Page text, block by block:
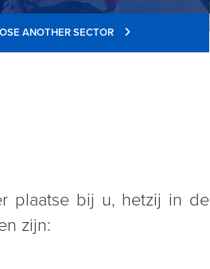
ANOTHER SECTOR
plaatse bij u, hetzij in de
zijn: